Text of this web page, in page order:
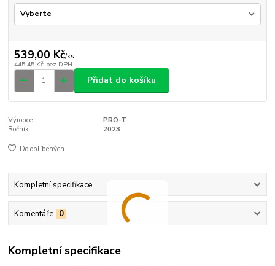
539,00 Kč/ks
445,45 Kč bez DPH
Přidat do košíku
Výrobce:
PRO-T
Ročník:
2023
Do oblíbených
Kompletní specifikace
Komentáře 0
Kompletní specifikace